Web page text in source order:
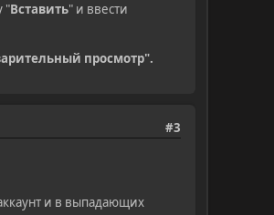
"Вставить" и ввести
просмотр".
#3
и в выпадающих